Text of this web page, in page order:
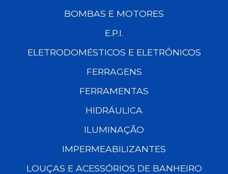
BOMBAS E MOTORES
E.P.I.
ELETRODOMÉSTICOS E ELETRÔNICOS
FERRAGENS
FERRAMENTAS
HIDRÁULICA
ILUMINAÇÃO
IMPERMEABILIZANTES
LOUÇAS E ACESSÓRIOS DE BANHEIRO